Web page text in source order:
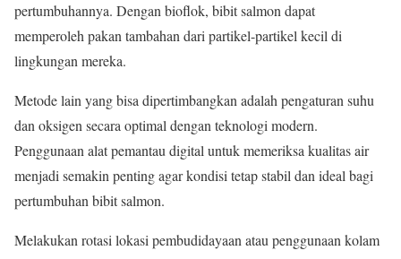
pertumbuhannya. Dengan bioflok, bibit salmon dapat
memperoleh pakan tambahan dari partikel-partikel kecil di
lingkungan mereka.
Metode lain yang bisa dipertimbangkan adalah pengaturan suhu
dan oksigen secara optimal dengan teknologi modern.
Penggunaan alat pemantau digital untuk memeriksa kualitas air
menjadi semakin penting agar kondisi tetap stabil dan ideal bagi
pertumbuhan bibit salmon.
Melakukan rotasi lokasi pembudidayaan atau penggunaan kolam